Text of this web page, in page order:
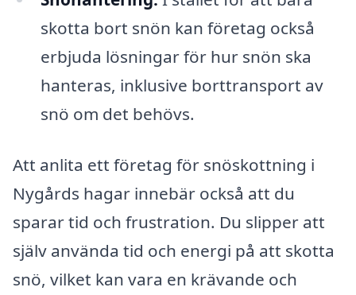
skotta bort snön kan företag också
erbjuda lösningar för hur snön ska
hanteras, inklusive borttransport av
snö om det behövs.
Att anlita ett företag för snöskottning i
Nygårds hagar innebär också att du
sparar tid och frustration. Du slipper att
själv använda tid och energi på att skotta
snö, vilket kan vara en krävande och